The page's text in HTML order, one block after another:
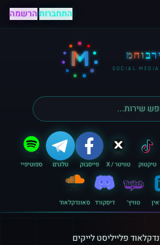
התחברות|הרשמה
M SOCIAL MEDIA
טיקטוק טוויטר / X פייסבוק טלגרם ספוטיפיי
טוויץ׳ דיסקורד סאונדקלאוד
פלייליסט לייקים